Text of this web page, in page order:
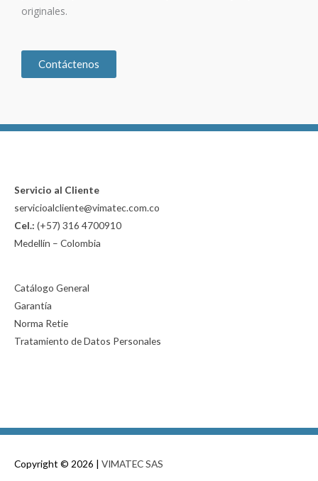
originales.
Contáctenos
Servicio al Cliente
servicioalcliente@vimatec.com.co
Cel.: (+57) 316 4700910
Medellín – Colombia
Catálogo General
Garantía
Norma Retie
Tratamiento de Datos Personales
Copyright © 2026 | VIMATEC SAS